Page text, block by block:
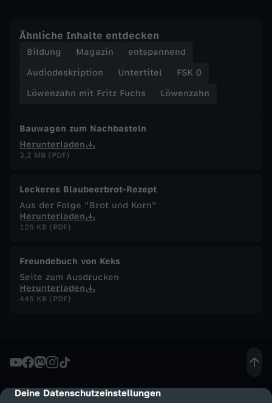
cmp-dialog-description
Deine Datenschutzeinstellungen
z
F
u
c
h
s
-
u
ß
a
l
Ähnliche Inhalte entdecken
Bildung Magazin
entspannend
Audiodeskription
Untertitel
FSK 0
Löwenzahn mit Fritz Fuchs
Löwenzahn
Bauwagen zum Nachbasteln
Herunterladen
3,2 MB (PDF)
Leckeres Blaubeerbrot-Rezept
Aus der Folge "Brot und Korn"
Herunterladen
126 KB (PDF)
Freundebuch von Keks
Seite zum Ausdrucken
Herunterladen
445 KB (PDF)